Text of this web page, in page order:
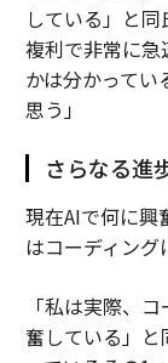
している」と同
複利で非常に急
かは分かってい
思う」
さらなる進
現在AIで何に興
はコーディング
「私は実際、
奮している」